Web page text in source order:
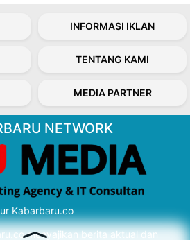
INFORMASI IKLAN
TENTANG KAMI
MEDIA PARTNER
NETWORK
Kabarbaru.co
menyajikan berita aktual dan